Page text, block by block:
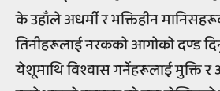
के उहाँले अधर्मी र भक्तिहीन
तिनीहरूलाई नरकको आगोको दण्ड
येशूमाथि विश्वास गर्नेहरूलाई मुक्ति